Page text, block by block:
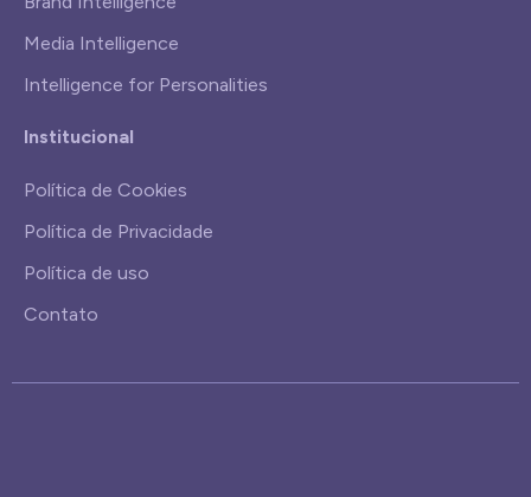
Media Intelligence
Intelligence for Personalities
Institucional
Política de Cookies
Política de Privacidade
Política de uso
Contato